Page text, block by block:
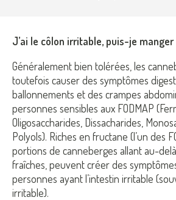
J’ai le côlon irritable, puis-je
Généralement bien tolérées, les
toutefois causer des symptômes
ballonnements et des crampes
personnes sensibles aux FODMAP
Oligosaccharides, Dissacharides,
Polyols). Riches en fructane (l’un des
portions de canneberges allant au-
fraîches, peuvent créer des
personnes ayant l’intestin irritable
irritable).